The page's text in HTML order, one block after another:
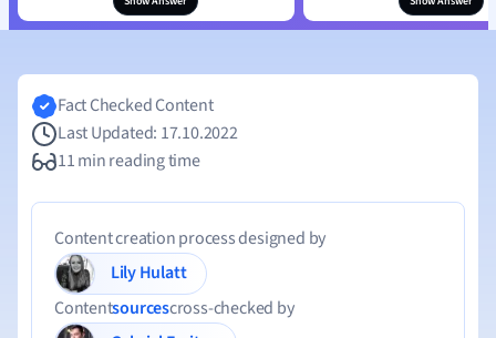
Fact Checked Content
Last Updated: 17.10.2022
11 min reading time
Content creation process designed by
Lily Hulatt
Contentsourcescross-checked by